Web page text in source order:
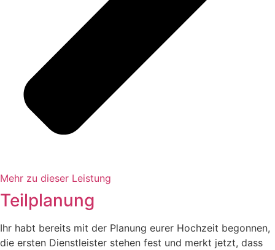
Mehr zu dieser Leistung
Teilplanung
Ihr habt bereits mit der Planung eurer Hochzeit begonnen,
die ersten Dienstleister stehen fest und merkt jetzt, dass